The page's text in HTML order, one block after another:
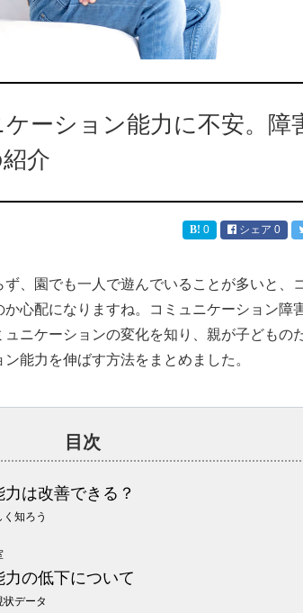
ーション能力に不安。障
介
0 シェア 0
、園でも一人で遊んでいることが多いと、
心配になりますね。コミュニケーション障
ュニケーションの変化を知り、親が子どもの
能力を伸ばす方法をまとめました。
目次
は改善できる？
知ろう
の低下について
データ